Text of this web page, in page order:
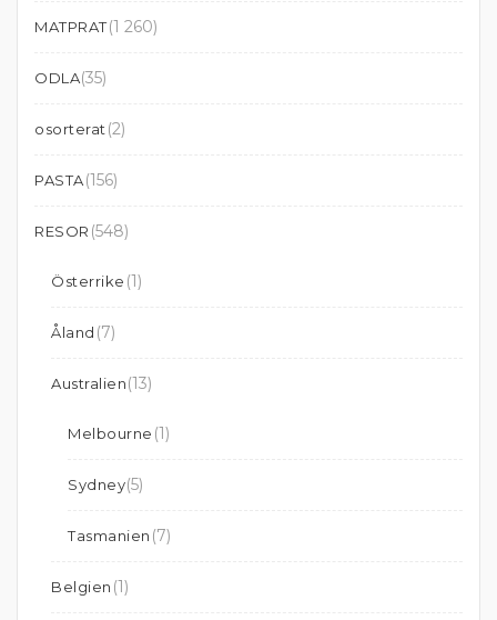
MATPRAT(1 260)
ODLA(35)
osorterat (2)
PASTA(156)
RESOR (548)
Österrike (1)
Åland (7)
Australien(13)
Melbourne (1)
Sydney(5)
Tasmanien (7)
Belgien (1)